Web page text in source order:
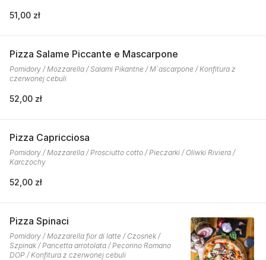
51,00 zł
Pizza Salame Piccante e Mascarpone
Pomidory / Mozzarella / Salami Pikantne / M`ascarpone / Konfitura z
czerwonej cebuli
52,00 zł
Pizza Capricciosa
Pomidory / Mozzarella / Prosciutto cotto / Pieczarki / Oliwki Riviera /
Karczochy
52,00 zł
Pizza Spinaci
Pomidory / Mozzarella fior di latte / Czosnek /
Szpinak / Pancetta arrotolata / Pecorino Romano
DOP / Konfitura z czerwonej cebuli